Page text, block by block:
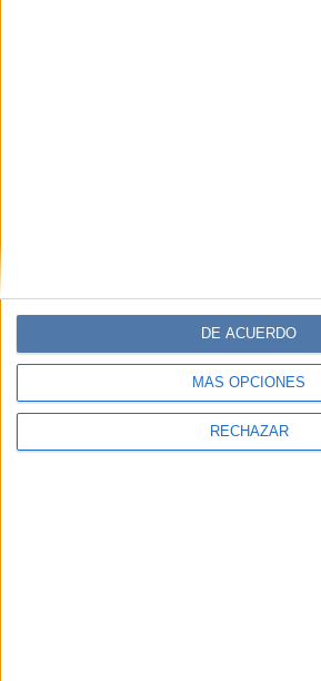
MÁS OPCIONES
RECHAZAR
DE ACUERDO